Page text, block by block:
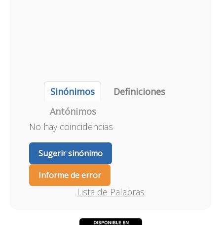
Sinónimos
Definiciones
Antónimos
No hay coincidencias
Sugerir sinónimo
Informe de error
Lista de Palabras